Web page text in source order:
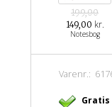
199,00
149,00 kr.
Notesbog
Varenr.:
Gratis